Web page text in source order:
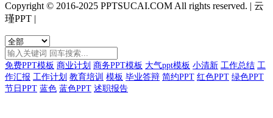
Copyright © 2016-2025 PPTSUCAI.COM All rights reserved. | 云
瑾PPT |
免费PPT模板 商业计划 商务PPT模板 大气ppt模板 小清新 工作总结 工
作汇报 工作计划 教育培训 模板 毕业答辩 简约PPT 红色PPT 绿色PPT
节日PPT 蓝色 蓝色PPT 述职报告